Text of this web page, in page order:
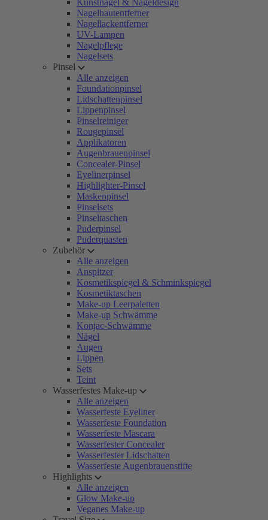
Kunstnägel & Nageldesign
Nagelhautentferner
Nagellackentferner
UV-Lampen
Nagelpflege
Nagelsets
Pinsel
Alle anzeigen
Foundationpinsel
Lidschattenpinsel
Lippenpinsel
Pinselreiniger
Rougepinsel
Applikatoren
Augenbrauenpinsel
Concealer-Pinsel
Eyelinerpinsel
Highlighter-Pinsel
Maskenpinsel
Pinselsets
Pinseltaschen
Puderpinsel
Puderquasten
Zubehör
Alle anzeigen
Anspitzer
Kosmetikspiegel & Schminkspiegel
Kosmetiktaschen
Make-up Leerpaletten
Make-up Schwämme
Konjac-Schwämme
Nägel
Augen
Lippen
Sets
Teint
Wasserfestes Make-up
Alle anzeigen
Wasserfeste Eyeliner
Wasserfeste Foundation
Wasserfeste Mascara
Wasserfester Concealer
Wasserfester Lidschatten
Wasserfeste Augenbrauenstifte
Highlights
Alle anzeigen
Glow Make-up
Veganes Make-up